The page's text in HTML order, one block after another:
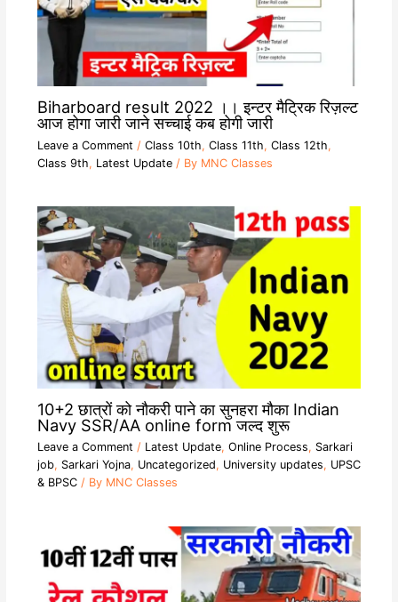
Biharboard result 2022 ।। इन्टर मैट्रिक रिज़ल्ट
आज होगा जारी जाने सच्चाई कब होगी जारी
Leave a Comment / Class 10th, Class 11th, Class 12th,
Class 9th, Latest Update/ By MNC Classes
10+2 छात्रों को नौकरी पाने का सुनहरा मौका Indian
Navy SSR/AA online form जल्द शुरू
Leave a Comment / Latest Update, Online Process, Sarkari
job, Sarkari Yojna, Uncategorized, University updates, UPSC
& BPSC/ By MNC Classes